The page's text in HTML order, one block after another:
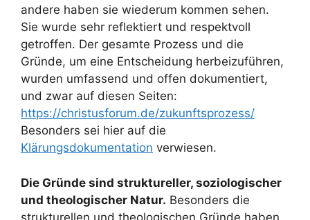
andere haben sie wiederum kommen sehen.
Sie wurde sehr reflektiert und respektvoll
getroffen. Der gesamte Prozess und die
Gründe, um eine Entscheidung herbeizuführen,
wurden umfassend und offen dokumentiert,
und zwar auf diesen Seiten:
https://christusforum.de/zukunftsprozess/
Besonders sei hier auf die
Klärungsdokumentation verwiesen.
Die Gründe sind struktureller, soziologischer
und theologischer Natur. Besonders die
strukturellen und theologischen Gründe haben